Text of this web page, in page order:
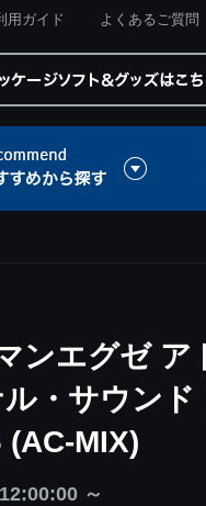
用ガイド よくあるご質問
ンエグゼ
・サウン
MIX)
～